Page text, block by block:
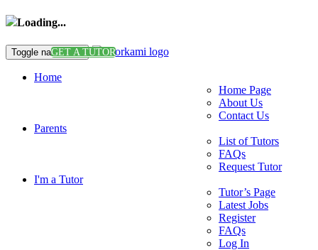
Loading...
Toggle navigationGET A TUTOR
Home
Home Page
About Us
Contact Us
Parents
List of Tutors
FAQs
Request Tutor
I'm a Tutor
Tutor’s Page
Latest Jobs
Register
FAQs
Log In